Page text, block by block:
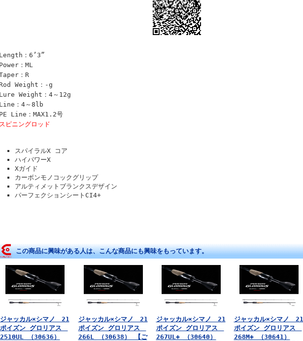
：6’3”
：ML
：R
Weight：-g
Weight：4～12g
：4～8lb
Line：MAX1.2号
ピニングロッド
スパイラルX コア
ハイパワーX
Xガイド
カーボンモノコックグリップ
アルティメットブランクスデザイン
パーフェクションシートCI4+
この商品に興味がある人は、こんな商品にも興味をもっています。
ジャッカル×シマノ 21
ポイズン グロリアス
2510UL （30636）
ジャッカル×シマノ 21
ポイズン グロリアス
266L （30638） 【ご
ジャッカル×シマノ 21
ポイズン グロリアス
267UL+ （30640）
ジャッカル×シマノ 21
ポイズン グロリアス
268M+ （30641）